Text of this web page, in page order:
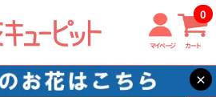
マイページ カート
0
×